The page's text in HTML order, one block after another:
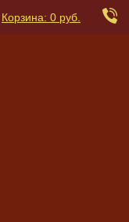
Корзина: 0 руб.